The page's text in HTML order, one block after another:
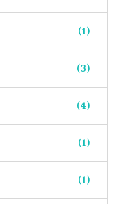
(1)
(3)
(4)
(1)
(1)